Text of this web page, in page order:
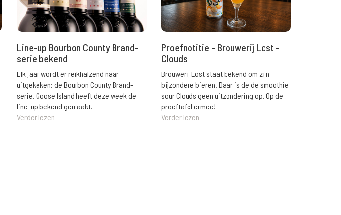
Line-up Bourbon County Brand-
serie bekend
Elk jaar wordt er reikhalzend naar
uitgekeken: de Bourbon County Brand-
serie. Goose Island heeft deze week de
line-up bekend gemaakt.
Verder lezen
Proefnotitie - Brouwerij Lost -
Clouds
Brouwerij Lost staat bekend om zijn
bijzondere bieren. Daar is de de smoothie
sour Clouds geen uitzondering op. Op de
proeftafel ermee!
Verder lezen